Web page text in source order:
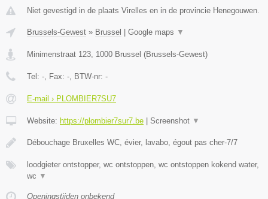
Niet gevestigd in de plaats Virelles en in de provincie Henegouwen.
Brussels-Gewest » Brussel | Google maps ▼
Minimenstraat 123 1000 Brussel (Brussels-Gewest)
Tel: - , Fax: - , BTW-nr: -
E-mail › PLOMBIER7SU7
Website: https://plombier7sur7.be | Screenshot ▼
Débouchage Bruxelles WC, évier, lavabo, égout pas cher-7/7
loodgieter ontstopper, wc ontstoppen, wc ontstoppen kokend water,
wc ▼
Openingstijden onbekend